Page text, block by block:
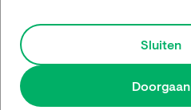
Educatie
Service & materialen
Contact
Sluiten
Doorgaan